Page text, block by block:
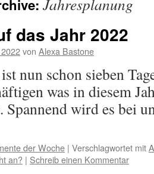
Jahresplanung
das Jahr 2022
von Alexa Bastone
nun schon sieben
was in diesem
Spannend wird es bei
der Woche | Verschlagwortet mit
an? | Schreib einen Kommentar